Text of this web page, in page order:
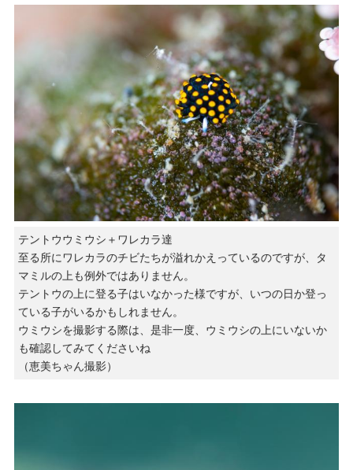
テントウウミウシ＋ワレカラ達
至る所にワレカラのチビたちが溢れかえっているのですが、タ
マミルの上も例外ではありません。
テントウの上に登る子はいなかった様ですが、いつの日か登っ
ている子がいるかもしれません。
ウミウシを撮影する際は、是非一度、ウミウシの上にいないか
も確認してみてくださいね
（恵美ちゃん撮影）